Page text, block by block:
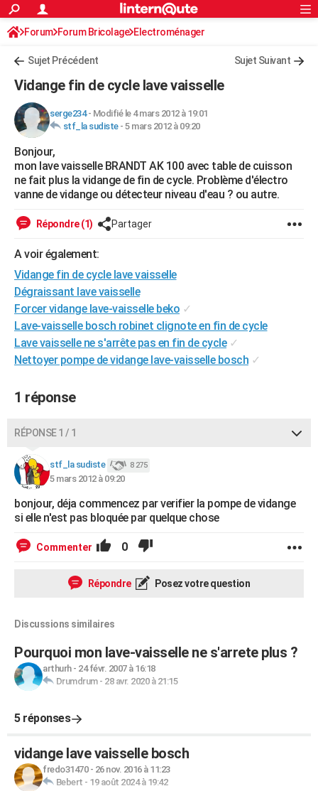
ACTUALITÉS
Politique
Société
Faits Divers
Education
Monde
Villes
+
FINANCE
Retraite
Impôts
Epargne
Immobilier
Risques naturels par ville
Banque
Assurance
Crédit
AUTO
Essais
Réserver un essai
Citadines
Berlines
SUV
Forum auto
+HIGH-TECH
Mobiles
Meilleur smartphone
Internet
Ordinateurs
Jeux vidéo
Guide high-tech
+BRICOLAGE
Forum
Aménagement intérieur
Extérieur
Cuisine
Salle de bains
Jardinage
Rangement
WEEK-END
LIFESTYLE
Art de vivre
Bien-être
Loisirs
Mode
Modes de vie
SANTE
Alimentation
Guide de la santé
Maladies
Médicaments
Sommeil
VOYAGE
Destinations
City break
Voyage nature
Voyage de noces
Forum
Climat
+PHOTO
GUIDES D'ACHAT
BONS PLANS
Dictionnaire
Biographies
Citations
Expressions
Proverbes
PROGRAMME TV
COPAINS D'AVANT
AVIS DE DÉCÈS
S'inscrire
Connexion
Forum Forum Bricolage Electroménager
Sujet Précédent Sujet Suivant
Vidange fin de cycle lave vaisselle
serge234- Modifié le 4 mars 2012 à 19:01
stf_la sudiste- 5 mars 2012 à 09:20
Bonjour,
mon lave vaisselle BRANDT AK 100 avec table de cuisson
ne fait plus la vidange de fin de cycle. Problème d'électro
vanne de vidange ou détecteur niveau d'eau ? ou autre.
Répondre (1) Partager
A voir également:
Vidange fin de cycle lave vaisselle
Dégraissant lave vaisselle
Forcer vidange lave-vaisselle beko ✓
Lave-vaisselle bosch robinet clignote en fin de cycle
Lave vaisselle ne s'arrête pas en fin de cycle ✓
Nettoyer pompe de vidange lave-vaisselle bosch ✓
1 réponse
RÉPONSE 1 / 1
stf_la sudiste 8 275
5 mars 2012 à 09:20
bonjour, déja commencez par verifier la pompe de vidange
si elle n'est pas bloquée par quelque chose
Commenter 0
Répondre Posez votre question
Discussions similaires
Pourquoi mon lave-vaisselle ne s'arrete plus ?
arthurh- 24 févr. 2007 à 16:18
Drumdrum- 28 avr. 2020 à 21:15
5 réponses
vidange lave vaisselle bosch
fredo31470- 26 nov. 2016 à 11:23
Bebert - 19 août 2024 à 19:42